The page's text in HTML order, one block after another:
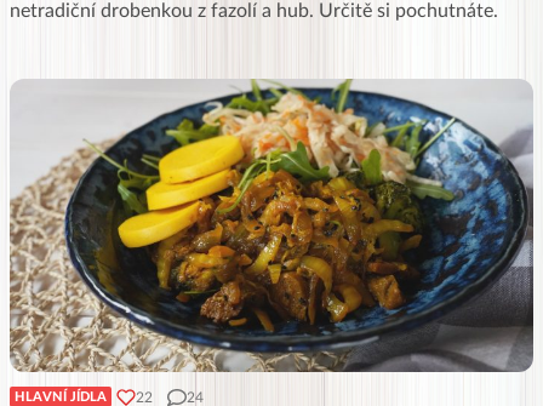
netradiční drobenkou z fazolí a hub. Určitě si pochutnáte.
HLAVNÍ JÍDLA 22 24